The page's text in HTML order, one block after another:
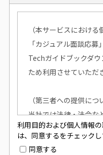
（本サービスにおける
「カジュアル面談応
Techガイドブックダ
ため利用させていただ
（第三者への提供につ
当社では法律・法令な
は、お預かりしました
に、第三者への提供は
利用目的および個人情報
は、同意するをチェックし
同意する